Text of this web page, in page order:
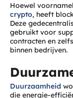
Hoewel
crypto, heeft
Deze
gebruikt voor
contracten en
binnen bedrijven.
Duurzaamheid
die energie-